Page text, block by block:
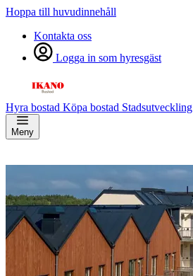
Hoppa till huvudinnehåll
Kontakta oss
Logga in som hyresgäst
Hyra bostad Köpa bostad Stadsutveckling
Meny